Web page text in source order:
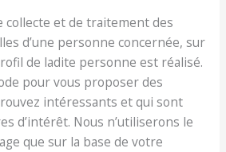
collecte et de traitement des
d’une personne concernée, sur
de ladite personne est réalisé.
pour vous proposer des
intéressants et qui sont
d’intérêt. Nous n’utiliserons le
que sur la base de votre